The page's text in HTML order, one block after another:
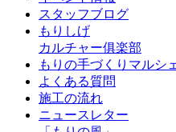
スタッフブログ
もりしげ
カルチャー俱楽部
もりの手づくりマルシ
よくある質問
施工の流れ
ニュースレター